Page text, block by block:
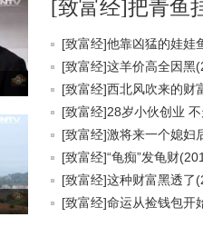
[致富经]把青鱼
[致富经]他靠凶猛的娃娃
[致富经]这羊价高全因黑
[致富经]西北风吹来的财
[致富经]28岁小伙创业
[致富经]激将来一个媳妇
[致富经]“龟痴”发龟财
[致富经]这种财富黑透了
[致富经]命运从捡钱包开